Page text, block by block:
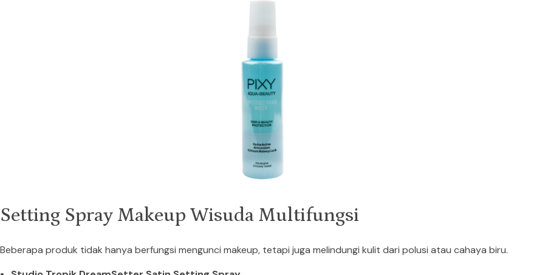
Setting Spray Makeup Wisuda Multifungsi
Beberapa produk tidak hanya berfungsi mengunci makeup, tetapi juga melindungi kulit dari polusi atau cahaya biru.